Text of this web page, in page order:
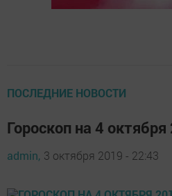
ПОСЛЕДНИЕ НОВОСТИ
Гороскоп на 4
admin, 3 октября 2019 - 22:43